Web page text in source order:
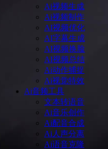
Ai视频生成
Ai视频制作
AI视频优化
AI字幕生成
AI视频换脸
AI视频总结
Ai动作捕捉
Ai视觉特效
Ai音频工具
文本转语音
Ai音乐创作
Ai配音合成
Ai人声分离
Ai语音克隆